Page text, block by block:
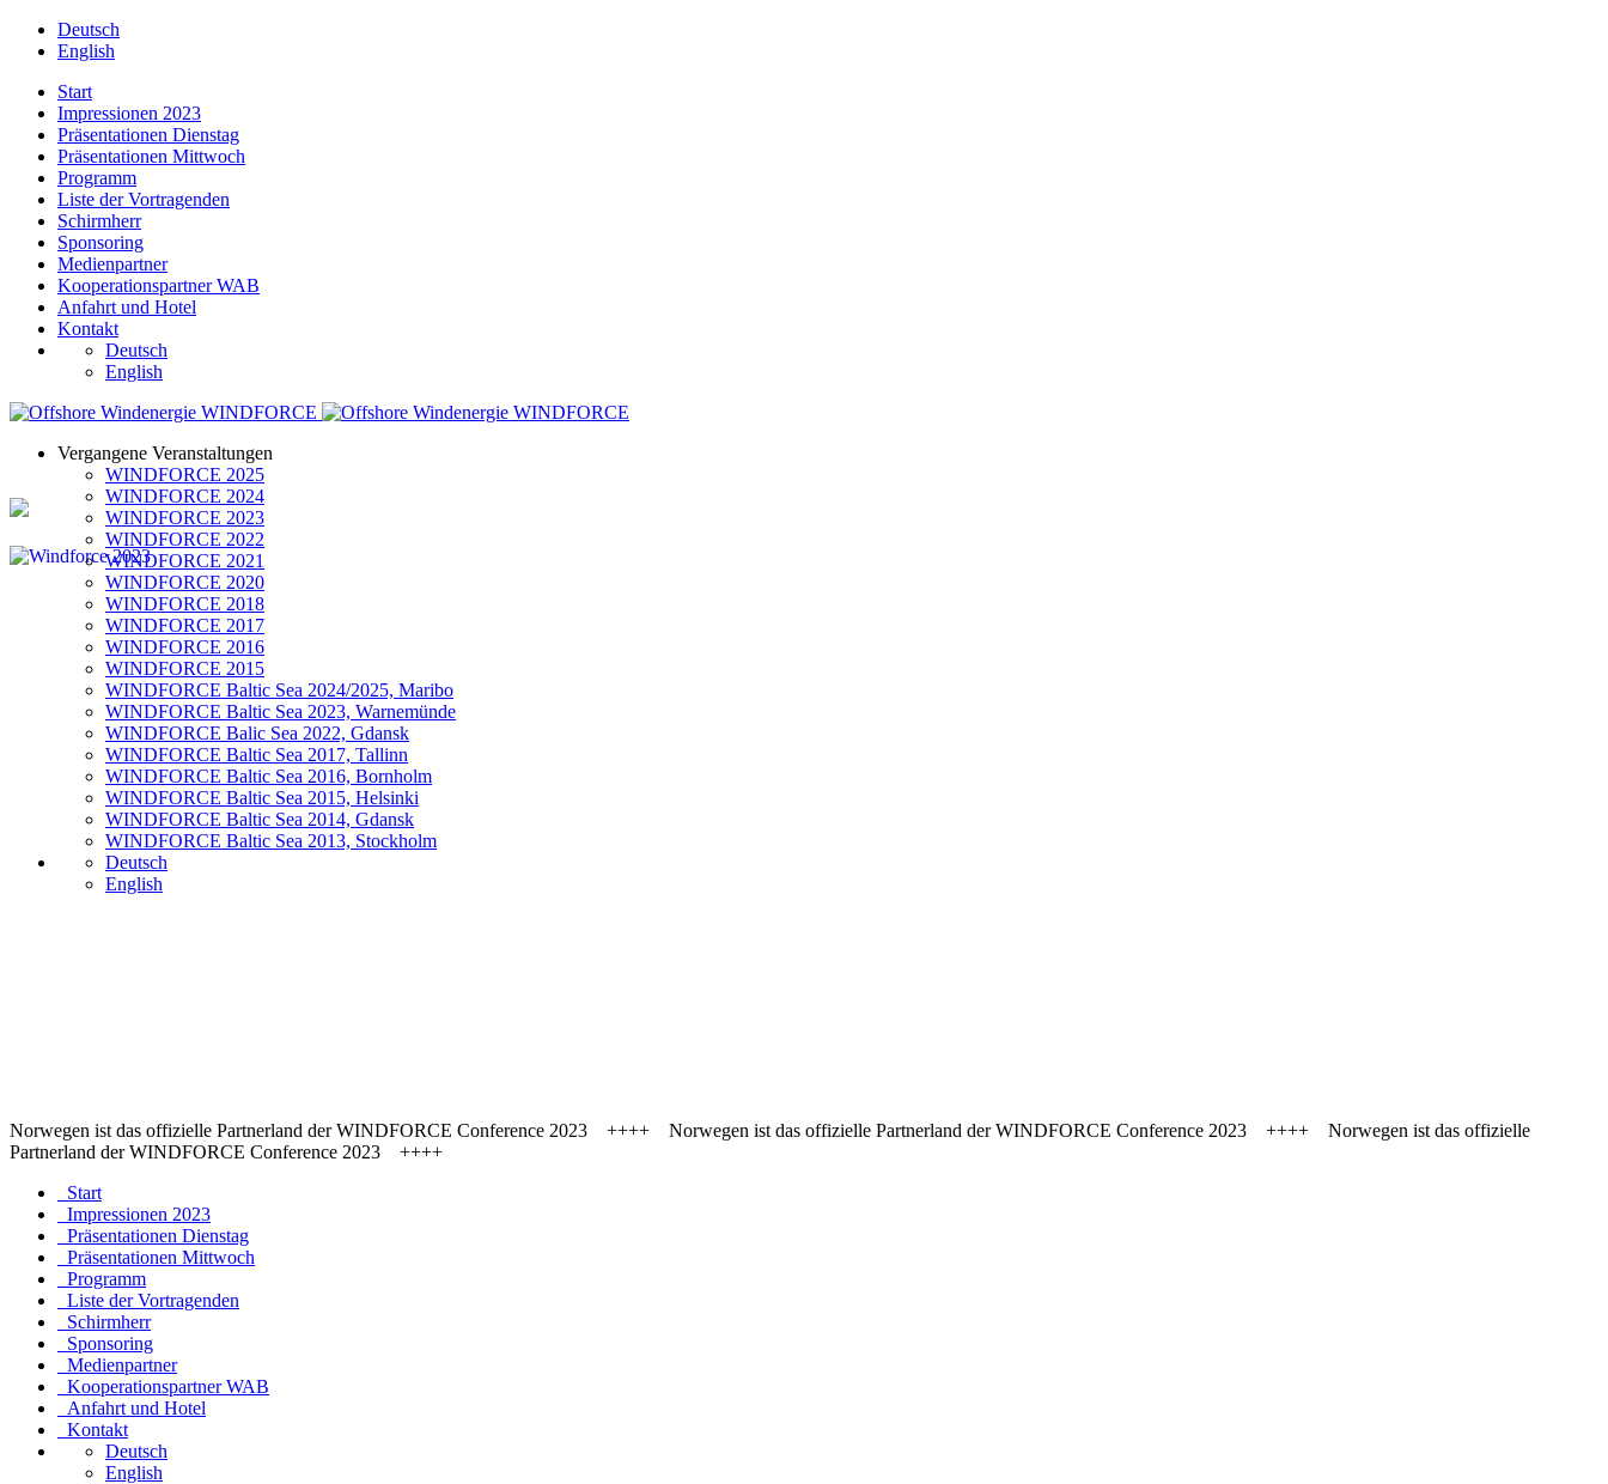
Deutsch
English
Start
Impressionen 2023
Präsentationen Dienstag
Präsentationen Mittwoch
Programm
Liste der Vortragenden
Schirmherr
Sponsoring
Medienpartner
Kooperationspartner WAB
Anfahrt und Hotel
Kontakt
Deutsch
English
Vergangene Veranstaltungen
WINDFORCE 2025
WINDFORCE 2024
WINDFORCE 2023
WINDFORCE 2022
WINDFORCE 2021
WINDFORCE 2020
WINDFORCE 2018
WINDFORCE 2017
WINDFORCE 2016
WINDFORCE 2015
WINDFORCE Baltic Sea 2024/2025, Maribo
WINDFORCE Baltic Sea 2023, Warnemünde
WINDFORCE Balic Sea 2022, Gdansk
WINDFORCE Baltic Sea 2017, Tallinn
WINDFORCE Baltic Sea 2016, Bornholm
WINDFORCE Baltic Sea 2015, Helsinki
WINDFORCE Baltic Sea 2014, Gdansk
WINDFORCE Baltic Sea 2013, Stockholm
Deutsch
English
Norwegen ist das offizielle Partnerland der WINDFORCE Conference 2023 ++++ Norwegen ist das offizielle Partnerland der WINDFORCE Conference 2023 ++++ Norwegen ist das offizielle
Partnerland der WINDFORCE Conference 2023 ++++
Start
Impressionen 2023
Präsentationen Dienstag
Präsentationen Mittwoch
Programm
Liste der Vortragenden
Schirmherr
Sponsoring
Medienpartner
Kooperationspartner WAB
Anfahrt und Hotel
Kontakt
Deutsch
English